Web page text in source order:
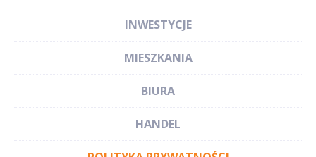
INWESTYCJE
MIESZKANIA
BIURA
HANDEL